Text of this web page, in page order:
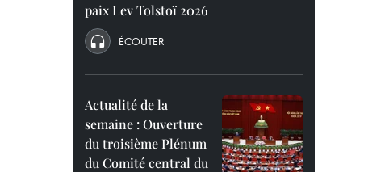
paix Lev Tolstoï 2026
ÉCOUTER
Actualité de la
semaine : Ouverture
du troisième Plénum
du Comité central du